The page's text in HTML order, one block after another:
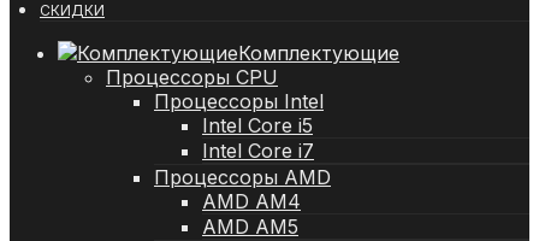
СКИДКИ
Комплектующие
Процессоры CPU
Процессоры Intel
Intel Core i5
Intel Core i7
Процессоры AMD
AMD AM4
AMD AM5